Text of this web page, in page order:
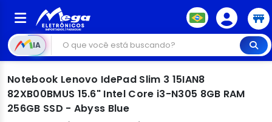
IA
Notebook Lenovo IdePad Slim 3 15IAN8
82XB00BMUS 15.6" Intel Core i3-N305 8GB RAM
256GB SSD - Abyss Blue